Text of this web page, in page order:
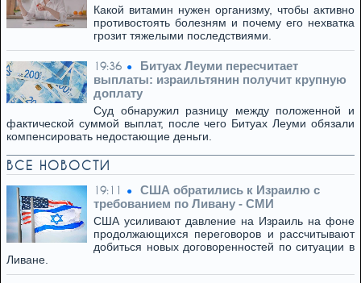
Какой витамин нужен организму, чтобы активно
противостоять болезням и почему его нехватка
грозит тяжелыми последствиями.
19:36
Битуах Леуми пересчитает
выплаты: израильтянин получит крупную
доплату
Суд обнаружил разницу между положенной и
фактической суммой выплат, после чего Битуах Леуми обязали
компенсировать недостающие деньги.
ВСЕ НОВОСТИ
19:11
США обратились к Израилю с
требованием по Ливану - СМИ
США усиливают давление на Израиль на фоне
продолжающихся переговоров и рассчитывают
добиться новых договоренностей по ситуации в
Ливане.